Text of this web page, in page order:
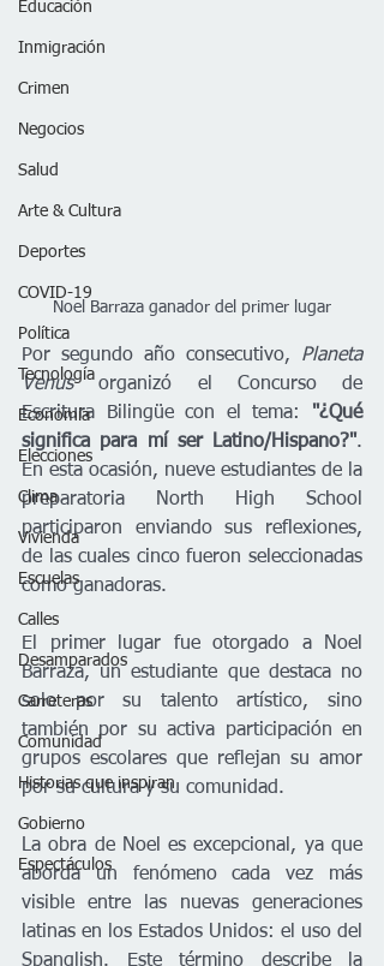
Educación
Inmigración
Crimen
Negocios
Salud
Arte & Cultura
Deportes
COVID-19
Política
Tecnología
Economía
Elecciones
Clima
Vivienda
Escuelas
Calles
Desamparados
Carreteras
Comunidad
Historias que inspiran
Gobierno
Espectáculos
Noel Barraza ganador del primer lugar
Por segundo año consecutivo, Planeta
Venus organizó el Concurso de
Escritura Bilingüe con el tema: "¿Qué
significa para mí ser Latino/Hispano?".
En esta ocasión, nueve estudiantes de la
preparatoria North High School
participaron enviando sus reflexiones,
de las cuales cinco fueron seleccionadas
como ganadoras.
El primer lugar fue otorgado a Noel
Barraza, un estudiante que destaca no
solo por su talento artístico, sino
también por su activa participación en
grupos escolares que reflejan su amor
por su cultura y su comunidad.
La obra de Noel es excepcional, ya que
aborda un fenómeno cada vez más
visible entre las nuevas generaciones
latinas en los Estados Unidos: el uso del
Spanglish. Este término describe la